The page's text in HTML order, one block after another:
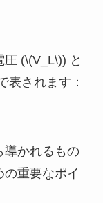
(\(V_L\)) と
表されます：
導かれるもの
重要なポイ